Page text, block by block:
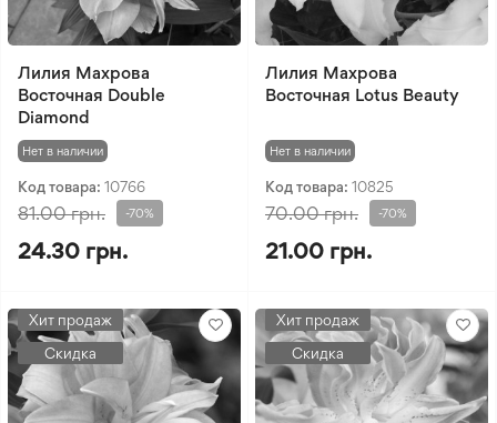
Лилия Махрова
Восточная Double
Diamond
Нет в наличии
Код товара: 10766
81.00 грн. -70%
24.30 грн.
Лилия Махрова
Восточная Lotus Beauty
Нет в наличии
Код товара: 10825
70.00 грн. -70%
21.00 грн.
Хит продаж
Скидка
Хит продаж
Скидка